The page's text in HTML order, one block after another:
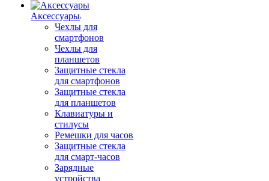
Аксессуары
Чехлы для
смартфонов
Чехлы для
планшетов
Защитные стекла
для смартфонов
Защитные стекла
для планшетов
Клавиатуры и
стилусы
Ремешки для часов
Защитные стекла
для смарт-часов
Зарядные
устройства